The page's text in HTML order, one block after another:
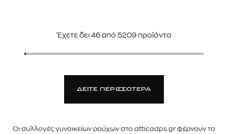
Έχετε δει 46από 5209προϊόντα
ΔΕΙΤΕ ΠΕΡΙΣΣΟΤΕΡΑ
Οι συλλογές γυναικείων ρούχων στο atticadps.gr φέρνουν το